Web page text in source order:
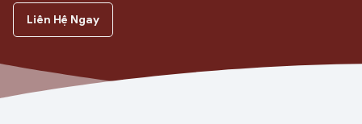
Liên Hệ Ngay